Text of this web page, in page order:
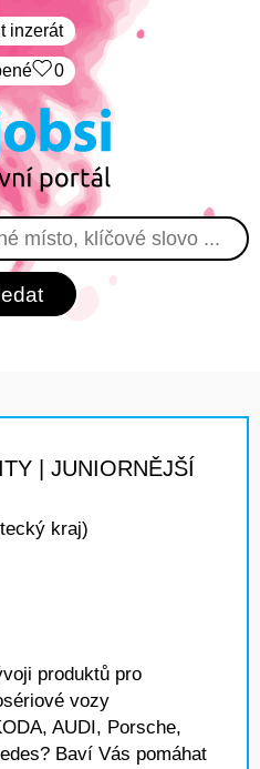
inzerát
0
| JUNIORNĚJŠÍ
kraj)
produktů pro
vozy
AUDI, Porsche,
Baví Vás pomáhat